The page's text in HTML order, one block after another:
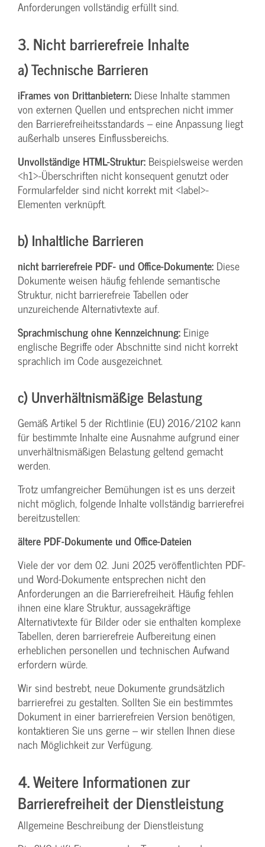
Anforderungen vollständig erfüllt sind.
3. Nicht barrierefreie Inhalte
a) Technische Barrieren
iFrames von Drittanbietern: Diese Inhalte stammen
von externen Quellen und entsprechen nicht immer
den Barrierefreiheitsstandards – eine Anpassung liegt
außerhalb unseres Einflussbereichs.
Unvollständige HTML-Struktur: Beispielsweise werden
<h1>-Überschriften nicht konsequent genutzt oder
Formularfelder sind nicht korrekt mit <label>-
Elementen verknüpft.
b) Inhaltliche Barrieren
nicht barrierefreie PDF- und Office-Dokumente: Diese
Dokumente weisen häufig fehlende semantische
Struktur, nicht barrierefreie Tabellen oder
unzureichende Alternativtexte auf.
Sprachmischung ohne Kennzeichnung: Einige
englische Begriffe oder Abschnitte sind nicht korrekt
sprachlich im Code ausgezeichnet.
c) Unverhältnismäßige Belastung
Gemäß Artikel 5 der Richtlinie (EU) 2016/2102 kann
für bestimmte Inhalte eine Ausnahme aufgrund einer
unverhältnismäßigen Belastung geltend gemacht
werden.
Trotz umfangreicher Bemühungen ist es uns derzeit
nicht möglich, folgende Inhalte vollständig barrierefrei
bereitzustellen:
ältere PDF-Dokumente und Office-Dateien
Viele der vor dem 02. Juni 2025 veröffentlichten PDF-
und Word-Dokumente entsprechen nicht den
Anforderungen an die Barrierefreiheit. Häufig fehlen
ihnen eine klare Struktur, aussagekräftige
Alternativtexte für Bilder oder sie enthalten komplexe
Tabellen, deren barrierefreie Aufbereitung einen
erheblichen personellen und technischen Aufwand
erfordern würde.
Wir sind bestrebt, neue Dokumente grundsätzlich
barrierefrei zu gestalten. Sollten Sie ein bestimmtes
Dokument in einer barrierefreien Version benötigen,
kontaktieren Sie uns gerne – wir stellen Ihnen diese
nach Möglichkeit zur Verfügung.
4. Weitere Informationen zur
Barrierefreiheit der Dienstleistung
Allgemeine Beschreibung der Dienstleistung